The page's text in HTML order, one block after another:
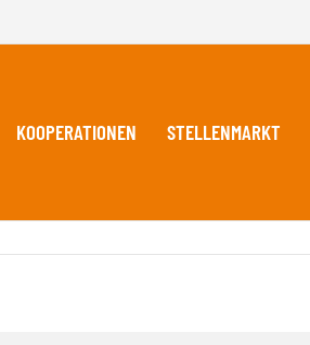
KOOPERATIONEN STELLENMARKT